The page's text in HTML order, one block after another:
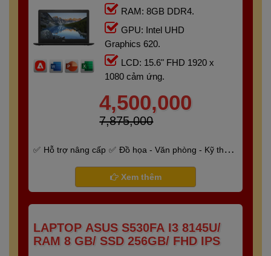
RAM: 8GB DDR4.
GPU: Intel UHD
Graphics 620.
LCD: 15.6" FHD 1920 x
1080 cảm ứng.
4,500,000
7,875,000
Hỗ trợ nâng cấp
Đồ họa - Văn phòng - Kỹ thuật
Bảo hành 6 tháng
Xem thêm
LAPTOP ASUS S530FA I3 8145U/
RAM 8 GB/ SSD 256GB/ FHD IPS